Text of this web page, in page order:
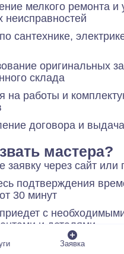
мелкого ремонта и
неисправностей
сантехнике,
оригинальных
склада
на работы и
договора и выдача
мастера?
заявку через сайт
подтверждения
30 минут
с
и деталями
диагностику и
Заявка